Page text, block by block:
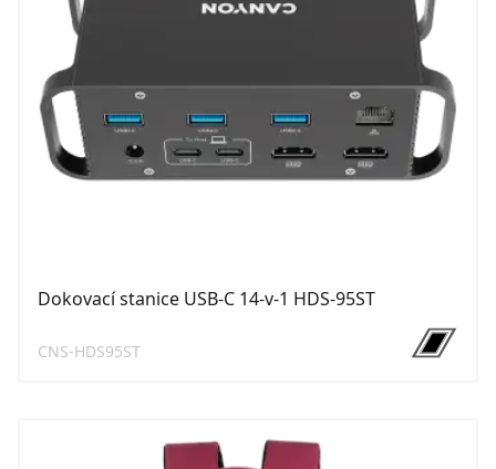
Dokovací stanice USB-C 14-v-1 HDS-95ST
CNS-HDS95ST